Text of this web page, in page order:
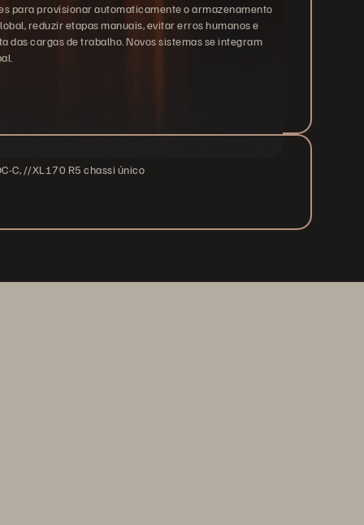
para provisionar automaticamente o armazenamento
reduzir etapas manuais, evitar erros humanos e
das cargas de trabalho. Novos sistemas se integram
C, //XL170 R5 chassi único